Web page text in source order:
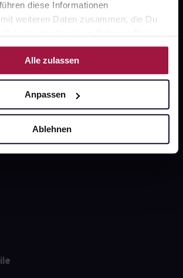
diese Informationen
weiteren Daten zusammen, die Du
gesammelt haben.
Alle zulassen
Anpassen
Ablehnen